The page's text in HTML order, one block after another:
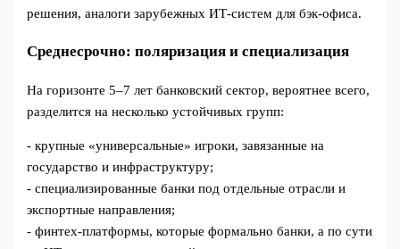
решения, аналоги зарубежных ИТ‑систем для бэк‑офиса.
Среднесрочно: поляризация и специализация
На горизонте 5–7 лет банковский сектор, вероятнее всего,
разделится на несколько устойчивых групп:
- крупные «универсальные» игроки, завязанные на
государство и инфраструктуру;
- специализированные банки под отдельные отрасли и
экспортные направления;
- финтех‑платформы, которые формально банки, а по сути